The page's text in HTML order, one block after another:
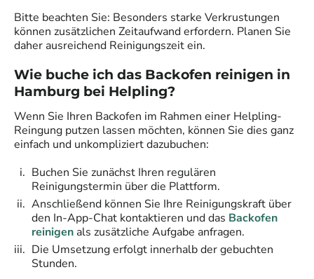
Bitte beachten Sie: Besonders starke Verkrustungen
können zusätzlichen Zeitaufwand erfordern. Planen Sie
daher ausreichend Reinigungszeit ein.
Wie buche ich das Backofen reinigen in
Hamburg bei Helpling?
Wenn Sie Ihren Backofen im Rahmen einer Helpling-
Reingung putzen lassen möchten, können Sie dies ganz
einfach und unkompliziert dazubuchen:
Buchen Sie zunächst Ihren regulären
Reinigungstermin über die Plattform.
Anschließend können Sie Ihre Reinigungskraft über
den In-App-Chat kontaktieren und das Backofen
reinigen als zusätzliche Aufgabe anfragen.
Die Umsetzung erfolgt innerhalb der gebuchten
Stunden.